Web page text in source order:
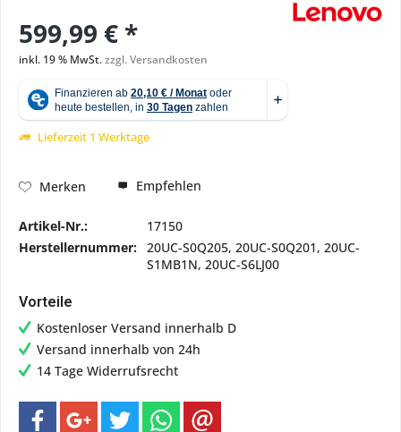
599,99 € *
inkl. 19 % MwSt.zzgl. Versandkosten
Lieferzeit 1 Werktage
Merken Empfehlen
Artikel-Nr.:
17150
Herstellernummer: 20UC-S0Q205, 20UC-S0Q201, 20UC-
S1MB1N, 20UC-S6LJ00
Vorteile
Kostenloser Versand innerhalb D
Versand innerhalb von 24h
14 Tage Widerrufsrecht